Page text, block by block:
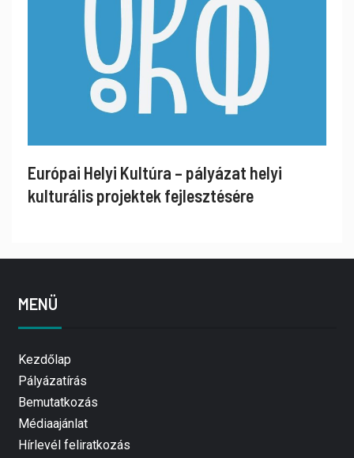
Európai Helyi Kultúra – pályázat helyi
kulturális projektek fejlesztésére
MENÜ
Kezdőlap
Pályázatírás
Bemutatkozás
Médiaajánlat
Hírlevél feliratkozás